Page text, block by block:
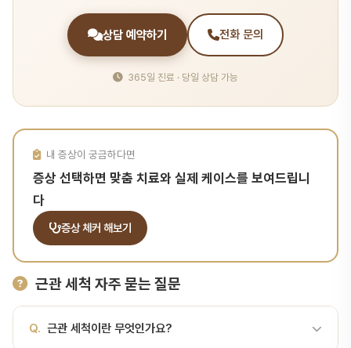
상담 예약하기 전화 문의
365일 진료 · 당일 상담 가능
내 증상이 궁금하다면
증상 선택하면 맞춤 치료와 실제 케이스를 보여드립니
다
증상 체커 해보기
근관 세척 자주 묻는 질문
Q. 근관 세척이란 무엇인가요?